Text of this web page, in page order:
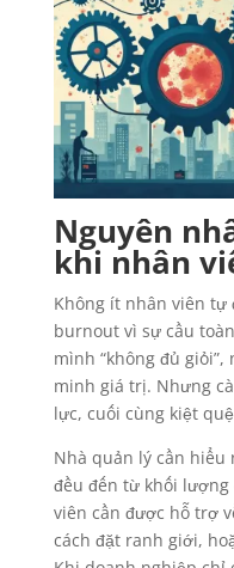
Nguyên
khi nhân
Không ít nhân viên
burnout vì sự cầu
mình “không đủ
minh giá trị. Nhưng
lực, cuối cùng kiệt
Nhà quản lý cần hiểu
đều đến từ khối
viên cần được hỗ trợ
cách đặt ranh giới,